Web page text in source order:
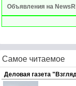
Объявления на
Самое читаемое